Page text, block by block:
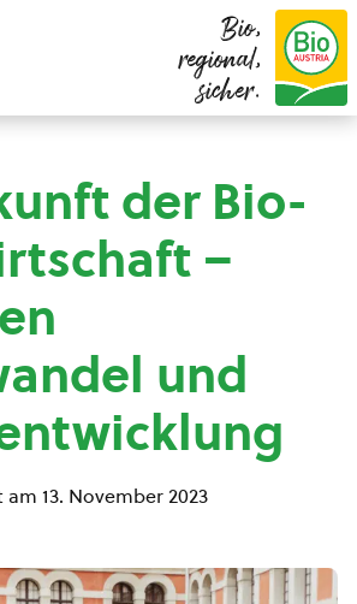
Bio,
regional,
sicher.
der Bio-
–
und
13. November 2023